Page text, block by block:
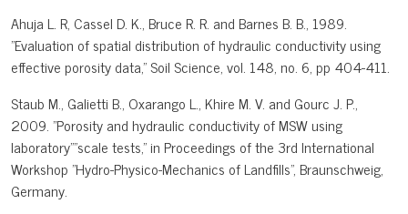
Ahuja L. R, Cassel D. K., Bruce R. R. and Barnes B. B., 1989.
"Evaluation of spatial distribution of hydraulic conductivity using
effective porosity data," Soil Science, vol. 148, no. 6, pp 404-411.
Staub M., Galietti B., Oxarango L., Khire M. V. and Gourc J. P.,
2009. "Porosity and hydraulic conductivity of MSW using
laboratory"”scale tests," in Proceedings of the 3rd International
Workshop "Hydro-Physico-Mechanics of Landfills", Braunschweig,
Germany.